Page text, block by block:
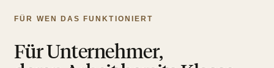
FÜR WEN DAS FUNKTIONIERT
Für Unternehmer,